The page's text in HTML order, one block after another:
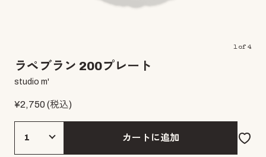
1of 4
ラペブラン 200プレート
studio m'
¥2,750(税込)
カートに追加